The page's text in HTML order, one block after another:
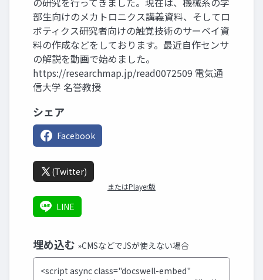
部生向けのメカトロニクス講義資料、そしてロ
ボティクス研究者向けの触覚技術のサーベイ資
料の作成などをしております。最近自作センサ
の解説を動画で始めました。
https://researchmap.jp/read0072509 電気通
信大学 名誉教授
シェア
Facebook
(Twitter)
またはPlayer版
LINE
埋め込む »CMSなどでJSが使えない場合